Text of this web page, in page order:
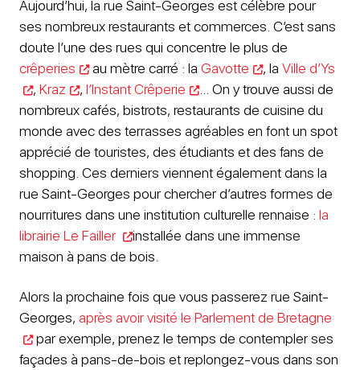
Aujourd’hui, la rue Saint-Georges est célèbre pour
ses nombreux restaurants et commerces. C’est sans
doute l’une des rues qui concentre le plus de
crêperies
au mètre carré : la Gavotte , la Ville d’Ys
, Kraz , l’Instant Crêperie
… On y trouve aussi de
nombreux cafés, bistrots, restaurants de cuisine du
monde avec des terrasses agréables en font un spot
apprécié de touristes, des étudiants et des fans de
shopping. Ces derniers viennent également dans la
rue Saint-Georges pour chercher d’autres formes de
nourritures dans une institution culturelle rennaise : la
librairie Le Failler
installée dans une immense
maison à pans de bois.
Alors la prochaine fois que vous passerez rue Saint-
Georges, après avoir visité le Parlement de Bretagne
par exemple, prenez le temps de contempler ses
façades à pans-de-bois et replongez-vous dans son